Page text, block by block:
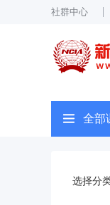
社群中心
全部
选择分